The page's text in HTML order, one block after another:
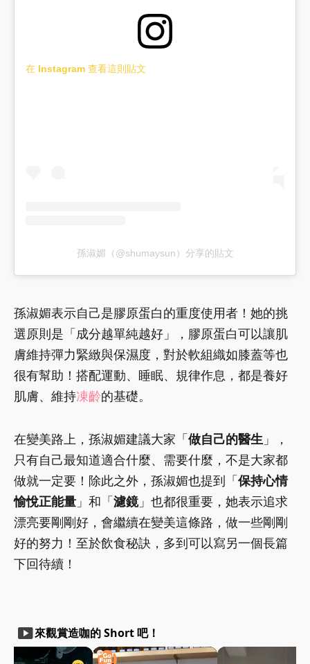
在 Instagram 查看這則貼文
孫淑媚（@shumaysun）分享的貼文
孫淑媚表示自己是膠原蛋白的重度使用者！她的挑
選原則是「成分越單純越好」，膠原蛋白可以讓肌
膚維持彈力緊緻與保濕度，對於軟組織如膝蓋等也
很有幫助！搭配運動、睡眠、規律作息，都是養好
肌膚、維持凍齡的基礎。
在變美路上，孫淑媚建議大家「 做自己的醫生 」，
只有自己最知道適合什麼、需要什麼，不是大家都
做就一定要！除此之外，孫淑媚也提到「 保持心情
愉悅正能量 」和「 濾鏡」也都很重要，她表示追求
漂亮要剛剛好，會繼續在變美這條路，做一些剛剛
好的努力！至於飲食秘訣，多到可以寫另一個長篇
下回待續！
smart_display來觀賞造咖的 Short 吧！